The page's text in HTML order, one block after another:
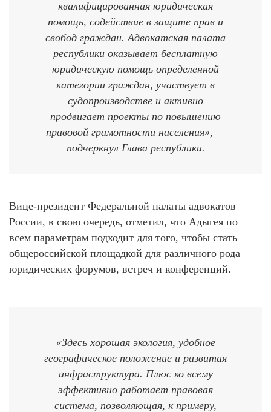
квалифицированная юридическая
помощь, содействие в защите прав и
свобод граждан. Адвокатская палата
республики оказывает бесплатную
юридическую помощь определенной
категории граждан, участвует в
судопроизводстве и активно
продвигает проекты по повышению
правовой грамотности населения», —
подчеркнул Глава республики.
Вице-президент Федеральной палаты адвокатов
России, в свою очередь, отметил, что Адыгея по
всем параметрам подходит для того, чтобы стать
общероссийской площадкой для различного рода
юридических форумов, встреч и конференций.
«Здесь хорошая экология, удобное
географическое положение и развитая
инфраструктура. Плюс ко всему
эффективно работает правовая
система, позволяющая, к примеру,